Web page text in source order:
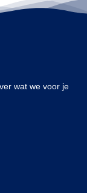
wat we voor je